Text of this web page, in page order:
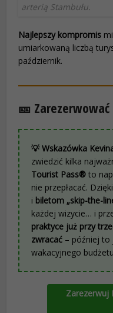
arterią Stambułu.
Najlepszy kompromis
umiarkowaną liczbą
październik.
🎫
💡 Wskazówka
zwiedzić kilka
Tourist Pass® to
nie przepłacać.
i biletom „skip-the-
każdej wizycie… i
praktyce już przy
zwracać – później to
wakacyjnego
Zarezerwuj